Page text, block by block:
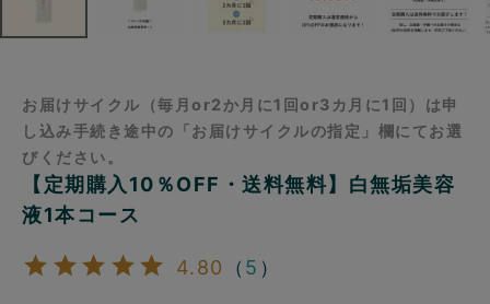
お届けサイクル（毎月or2か月に1回or3カ月に1回）は申
し込み手続き途中の「お届けサイクルの指定」欄にてお選
びください。
【定期購入10％OFF・送料無料】白無垢美容
液1本コース
4.80 （ 5 ）